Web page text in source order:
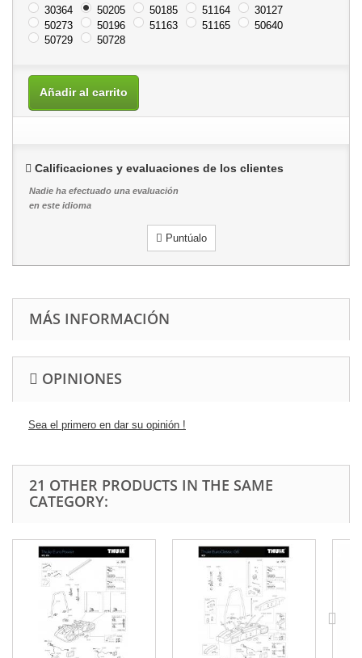
30364
50205 50185 51164
30127
50273
50196 51163 51165
50640
50729
50728
Añadir al carrito
Calificaciones y evaluaciones de los clientes
Nadie ha efectuado una evaluación
en este idioma
Puntúalo
MÁS INFORMACIÓN
OPINIONES
Sea el primero en dar su opinión !
21 OTHER PRODUCTS IN THE SAME
CATEGORY: